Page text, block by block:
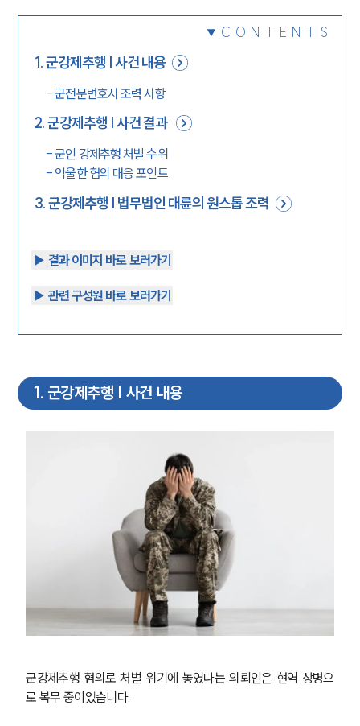
CONTENTS
1.군강제추행 | 사건 내용
-군전문변호사 조력 사항
2.군강제추행 | 사건 결과
-군인 강제추행 처벌 수위
-억울한 혐의 대응 포인트
3.군강제추행 | 법무법인 대륜의 원스톱 조력
▶︎ 결과 이미지 바로 보러가기
▶︎ 관련 구성원 바로 보러가기
1 . 군강제추행 | 사건 내용
군강제추행 혐의로 처벌 위기에 놓였다는 의뢰인은 현역 상병으
로 복무 중이었습니다.